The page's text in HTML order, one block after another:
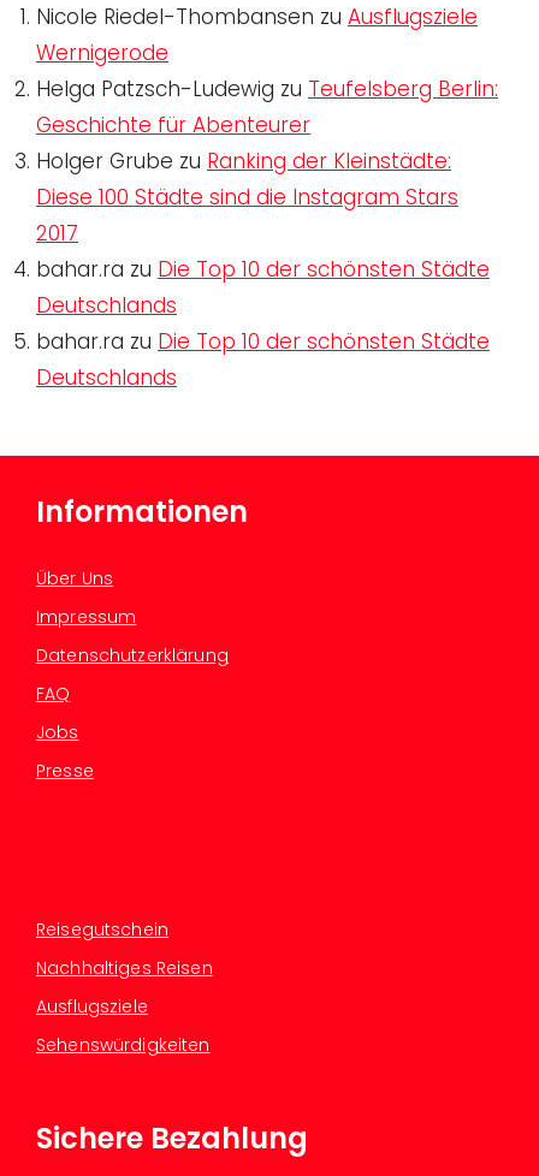
Nicole Riedel-Thombansen zu Ausflugsziele
Wernigerode
Helga Patzsch-Ludewig zu Teufelsberg Berlin:
Geschichte für Abenteurer
Holger Grube zu Ranking der Kleinstädte:
Diese 100 Städte sind die Instagram Stars
2017
bahar.ra zu Die Top 10 der schönsten Städte
Deutschlands
bahar.ra zu Die Top 10 der schönsten Städte
Deutschlands
Informationen
Über Uns
Impressum
Datenschutzerklärung
FAQ
Jobs
Presse
Reisegutschein
Nachhaltiges Reisen
Ausflugsziele
Sehenswürdigkeiten
Sichere Bezahlung